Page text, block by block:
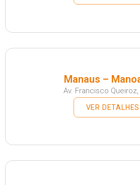
Manaus –
Av. Francisco Queiroz,
VER DETALHES